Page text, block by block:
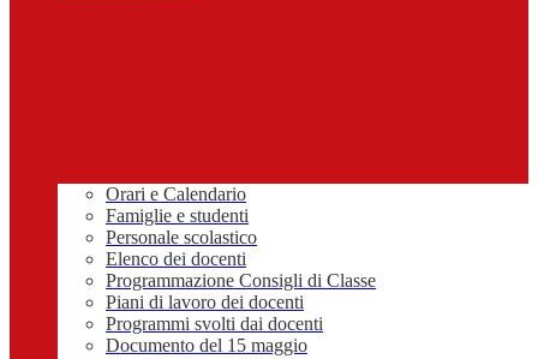
Orari e Calendario
Famiglie e studenti
Personale scolastico
Elenco dei docenti
Programmazione Consigli di Classe
Piani di lavoro dei docenti
Programmi svolti dai docenti
Documento del 15 maggio